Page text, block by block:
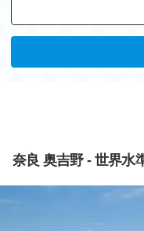
奈良 奥吉野 - 世界水